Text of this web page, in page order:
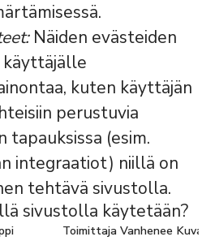
Näiden evästeiden
kuten käyttäjän
perustuvia
tapauksissa (esim.
integraatiot) niillä on
tehtävä sivustolla.
sivustolla käytetään?
Toimittaja Vanhenee Kuvaus